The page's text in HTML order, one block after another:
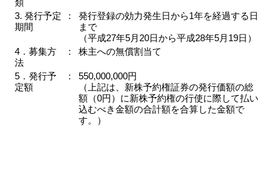
類
3. 発行予定
期間
：
発行登録の効力発生日から1年を経過する日
まで
（平成27年5月20日から平成28年5月19日）
4．募集方
法
： 株主への無償割当て
5．発行予
定額
：
550,000,000円
（上記は、新株予約権証券の発行価額の総
額（0円）に新株予約権の行使に際して払い
込むべき金額の合計額を合算した金額で
す。）